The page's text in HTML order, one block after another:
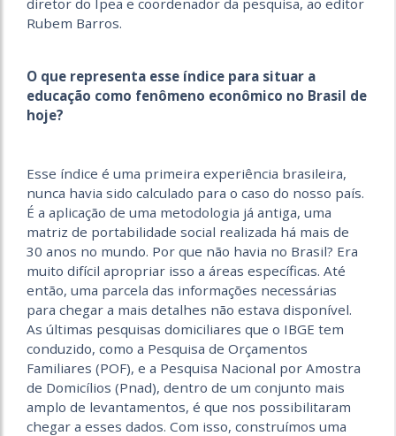
diretor do Ipea e coordenador da pesquisa, ao editor
Rubem Barros.
O que representa esse índice para situar a
educação como fenômeno econômico no Brasil de
hoje?
Esse índice é uma primeira experiência brasileira,
nunca havia sido calculado para o caso do nosso país.
É a aplicação de uma metodologia já antiga, uma
matriz de portabilidade social realizada há mais de
30 anos no mundo. Por que não havia no Brasil? Era
muito difícil apropriar isso a áreas específicas. Até
então, uma parcela das informações necessárias
para chegar a mais detalhes não estava disponível.
As últimas pesquisas domiciliares que o IBGE tem
conduzido, como a Pesquisa de Orçamentos
Familiares (POF), e a Pesquisa Nacional por Amostra
de Domicílios (Pnad), dentro de um conjunto mais
amplo de levantamentos, é que nos possibilitaram
chegar a esses dados. Com isso, construímos uma